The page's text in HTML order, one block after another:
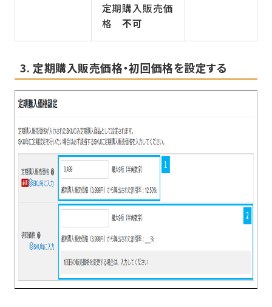
定期購入販売価
格不可
3. 定期購入販売価格・初回価格を設定する